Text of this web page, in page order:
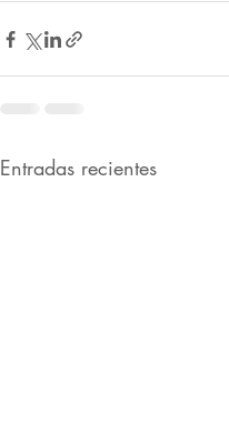
Entradas recientes